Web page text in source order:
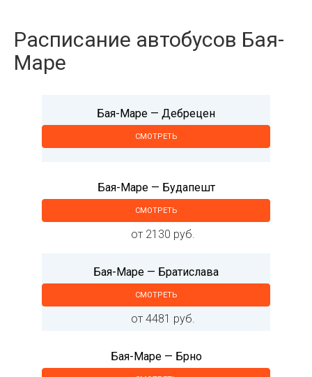
Расписание автобусов Бая-
Маре
Бая-Маре — Дебрецен
СМОТРЕТЬ
Бая-Маре — Будапешт
СМОТРЕТЬ
от 2130 руб.
Бая-Маре — Братислава
СМОТРЕТЬ
от 4481 руб.
Бая-Маре — Брно